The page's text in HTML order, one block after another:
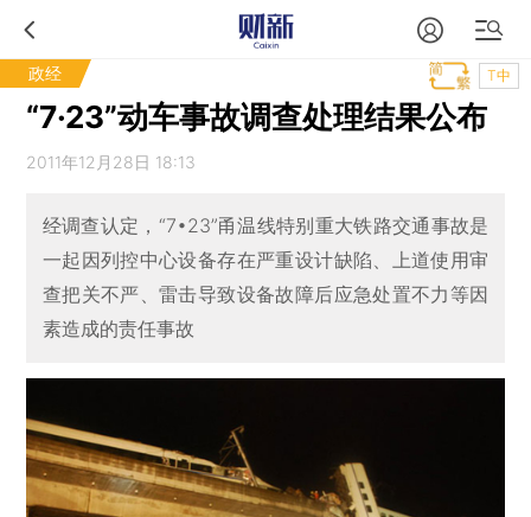
政经 T中
“7·23”动车事故调查处理结果公布
2011年12月28日 18:13
经调查认定，“7•23”甬温线特别重大铁路交通事故是
一起因列控中心设备存在严重设计缺陷、上道使用审
查把关不严、雷击导致设备故障后应急处置不力等因
素造成的责任事故